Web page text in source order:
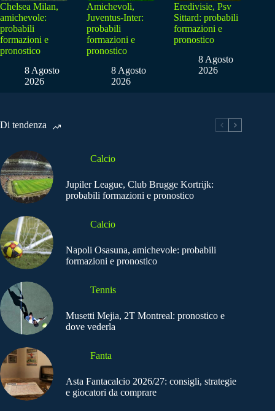
Chelsea Milan,
amichevole:
probabili
formazioni e
pronostico
8 Agosto
2026
Amichevoli,
Juventus-Inter:
probabili
formazioni e
pronostico
8 Agosto
2026
Eredivisie, Psv
Sittard: probabili
formazioni e
pronostico
8 Agosto
2026
Di tendenza
Calcio
Jupiler League, Club Brugge Kortrijk:
probabili formazioni e pronostico
Calcio
Napoli Osasuna, amichevole: probabili
formazioni e pronostico
Tennis
Musetti Mejia, 2T Montreal: pronostico e
dove vederla
Fanta
Asta Fantacalcio 2026/27: consigli, strategie
e giocatori da comprare